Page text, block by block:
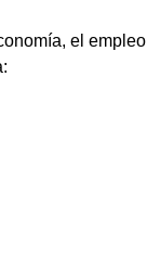
el empleo